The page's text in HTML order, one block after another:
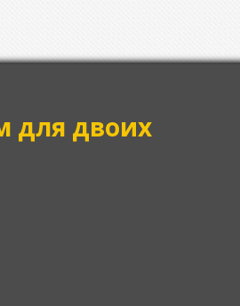
для двоих